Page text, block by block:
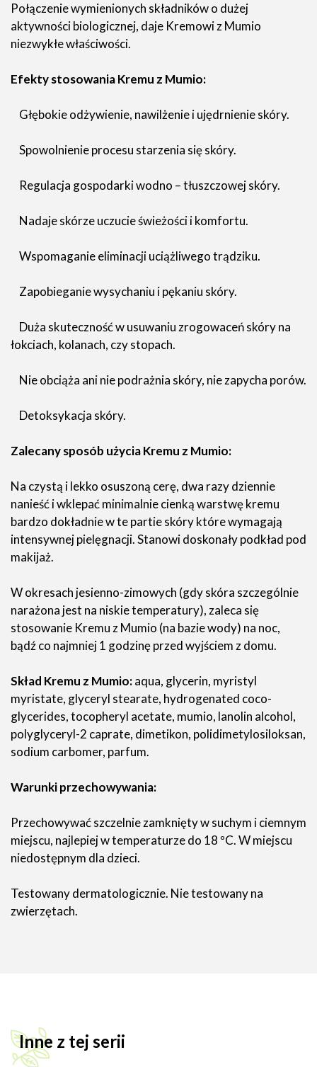
Połączenie wymienionych składników o dużej
aktywności biologicznej, daje Kremowi z Mumio
niezwykłe właściwości.
Efekty stosowania Kremu z Mumio:
Głębokie odżywienie, nawilżenie i ujędrnienie skóry.
Spowolnienie procesu starzenia się skóry.
Regulacja gospodarki wodno – tłuszczowej skóry.
Nadaje skórze uczucie świeżości i komfortu.
Wspomaganie eliminacji uciążliwego trądziku.
Zapobieganie wysychaniu i pękaniu skóry.
Duża skuteczność w usuwaniu zrogowaceń skóry na
łokciach, kolanach, czy stopach.
Nie obciąża ani nie podrażnia skóry, nie zapycha porów.
Detoksykacja skóry.
Zalecany sposób użycia Kremu z Mumio:
Na czystą i lekko osuszoną cerę, dwa razy dziennie
nanieść i wklepać minimalnie cienką warstwę kremu
bardzo dokładnie w te partie skóry które wymagają
intensywnej pielęgnacji. Stanowi doskonały podkład pod
makijaż.
W okresach jesienno-zimowych (gdy skóra szczególnie
narażona jest na niskie temperatury), zaleca się
stosowanie Kremu z Mumio (na bazie wody) na noc,
bądź co najmniej 1 godzinę przed wyjściem z domu.
Skład Kremu z Mumio:aqua, glycerin, myristyl
myristate, glyceryl stearate, hydrogenated coco-
glycerides, tocopheryl acetate, mumio, lanolin alcohol,
polyglyceryl-2 caprate, dimetikon, polidimetylosiloksan,
sodium carbomer, parfum.
Warunki przechowywania:
Przechowywać szczelnie zamknięty w suchym i ciemnym
miejscu, najlepiej w temperaturze do 18 ºC. W miejscu
niedostępnym dla dzieci.
Testowany dermatologicznie. Nie testowany na
zwierzętach.
Inne z tej serii